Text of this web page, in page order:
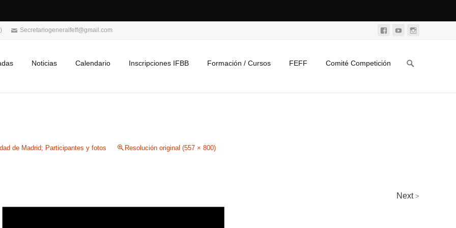
Secretariogeneralfeff@gmail.com
Noticias Calendario Inscripciones IFBB Formación / Cursos FEFF Comité Competición
Search
de Madrid; Participantes y fotos Resolución original (557 × 800)
Next >